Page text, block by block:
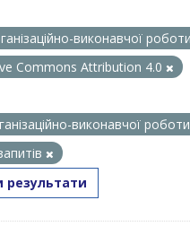
виконавчої роботи
Commons Attribution 4.0
виконавчої роботи
результати